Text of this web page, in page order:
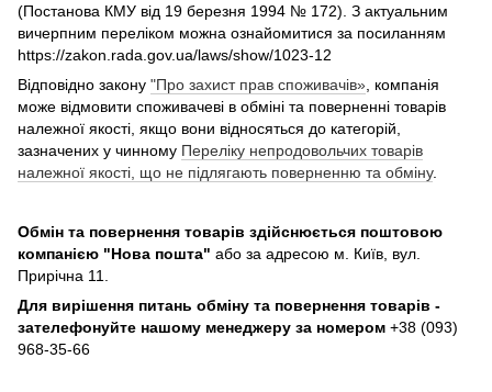
(Постанова КМУ від 19 березня 1994 № 172). З актуальним
вичерпним переліком можна ознайомитися за посиланням
https://zakon.rada.gov.ua/laws/show/1023-12
Відповідно закону "Про захист прав споживачів», компанія
може відмовити споживачеві в обміні та поверненні товарів
належної якості, якщо вони відносяться до категорій,
зазначених у чинному Переліку непродовольчих товарів
належної якості, що не підлягають поверненню та обміну.
Обмін та повернення товарів здійснюється поштовою
компанією "Нова пошта" або за адресою м. Київ, вул.
Прирічна 11.
Для вирішення питань обміну та повернення товарів -
зателефонуйте нашому менеджеру за номером +38 (093)
968-35-66